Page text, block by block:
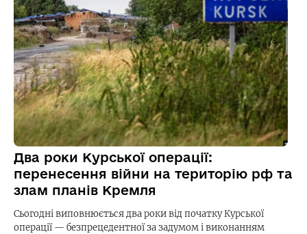
Два роки Курської операції:
перенесення війни на територію рф та
злам планів Кремля
Сьогодні виповнюється два роки від початку Курської
операції — безпрецедентної за задумом і виконанням